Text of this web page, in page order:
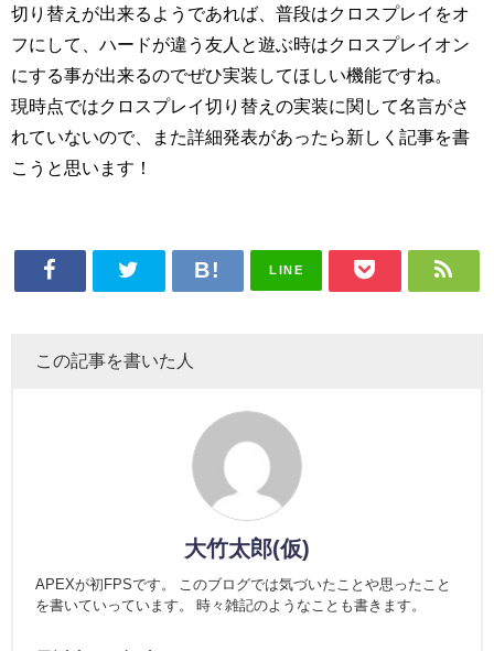
切り替えが出来るようであれば、普段はクロスプレイをオ
フにして、ハードが違う友人と遊ぶ時はクロスプレイオン
にする事が出来るのでぜひ実装してほしい機能ですね。
現時点ではクロスプレイ切り替えの実装に関して名言がさ
れていないので、また詳細発表があったら新しく記事を書
こうと思います！
LINE
この記事を書いた人
大竹太郎(仮)
APEXが初FPSです。 このブログでは気づいたことや思ったこと
を書いていっています。 時々雑記のようなことも書きます。